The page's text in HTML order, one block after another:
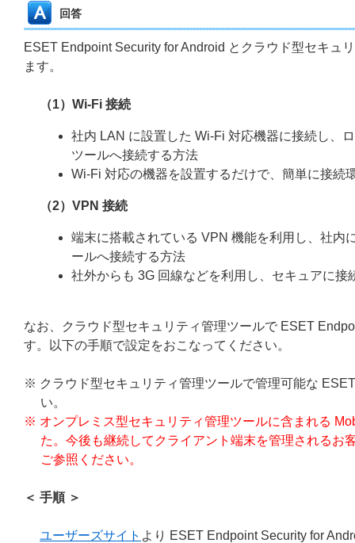
回答
ESET Endpoint Security for Android とクラウド型セキュ
ます。
（1）Wi-Fi 接続
社内 LAN に設置した Wi-Fi 対応機器に接続し、
ツールへ接続する方法
Wi-Fi 対応の機器を設置するだけで、簡単に接続
（2）VPN 接続
端末に搭載されている VPN 機能を利用し、社内
ールへ接続する方法
社外からも 3G 回線などを利用し、セキュアに接
なお、クラウド型セキュリティ管理ツールで ESET
す。以下の手順で設定をおこなってください。
※ クラウド型セキュリティ管理ツールで管理可能な
い。
※ オンプレミス型セキュリティ管理ツールに含まれる
た。今後も継続してクライアント端末を管理されるお
ご参照ください。
＜ 手順 ＞
ユーザーズサイト より ESET Endpoint Security for